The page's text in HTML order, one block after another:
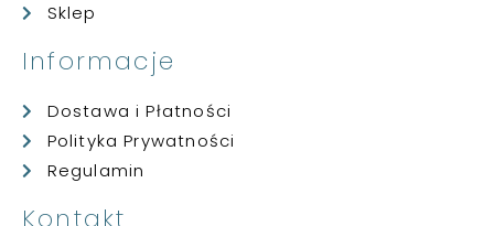
Sklep
Informacje
Dostawa i Płatności
Polityka Prywatności
Regulamin
Kontakt